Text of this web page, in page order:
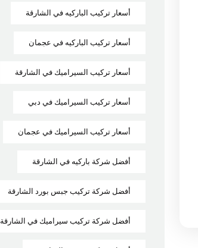
أسعار تركيب الباركيه في الشارقة
أسعار تركيب الباركيه في عجمان
أسعار تركيب السيراميك في الشارقة
أسعار تركيب السيراميك في دبي
أسعار تركيب السيراميك في عجمان
أفضل شركة باركيه في الشارقة
أفضل شركة تركيب جبس بورد الشارقة
أفضل شركة تركيب سيراميك في الشارقة